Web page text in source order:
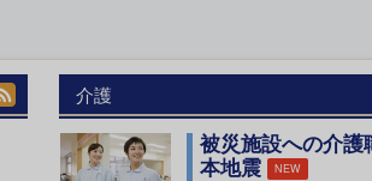
介護
被災施設への介
本地震
NEW